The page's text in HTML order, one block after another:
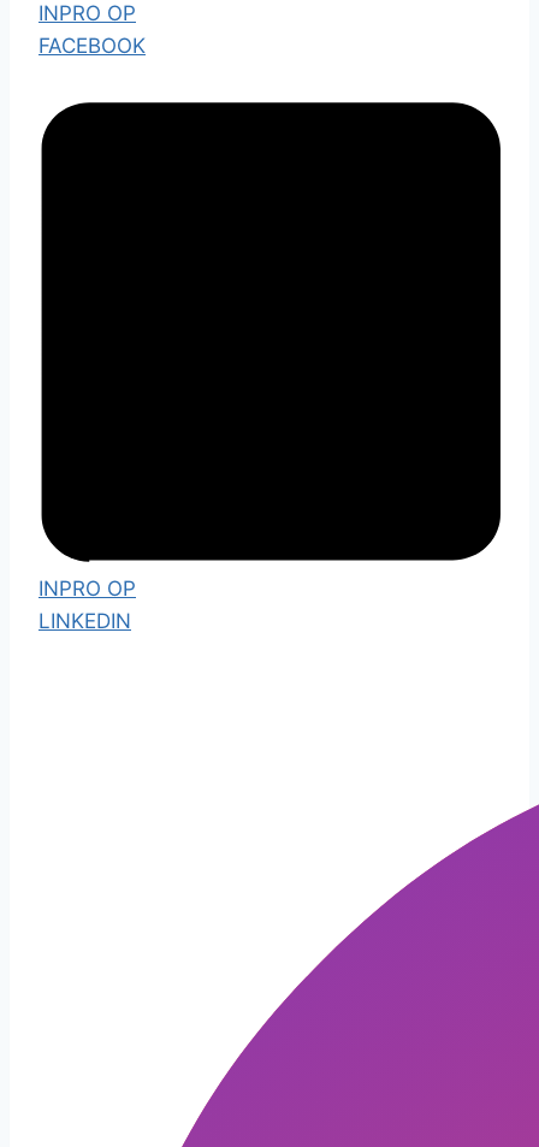
INPRO OP
FACEBOOK
INPRO OP
LINKEDIN